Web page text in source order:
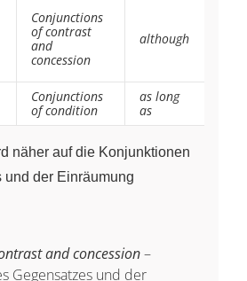
Conjunctions
of contrast
and
concession
although
Conjunctions
of condition
as long
as
näher auf die Konjunktionen
und der Einräumung
and concession–
Gegensatzes und der